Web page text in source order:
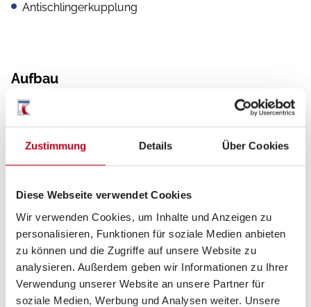
Zustimmung Details Über Cookies
Diese Webseite verwendet Cookies
Wir verwenden Cookies, um Inhalte und Anzeigen zu
personalisieren, Funktionen für soziale Medien anbieten
zu können und die Zugriffe auf unsere Website zu
analysieren. Außerdem geben wir Informationen zu Ihrer
Verwendung unserer Website an unsere Partner für
soziale Medien, Werbung und Analysen weiter. Unsere
Antischlingerkupplung
Aufbau
Heckgarage
Kompressor-Kühlschrank
3-Flammkocher